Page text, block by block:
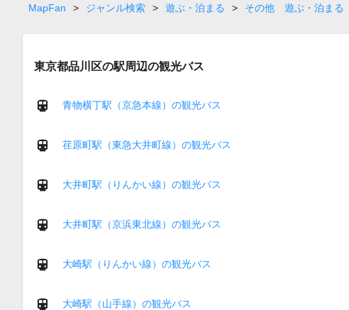
page
MapFan > ジャンル検索 > 遊ぶ・泊まる > その他 遊ぶ・泊まる
東京都品川区の駅周辺の観光バス
青物横丁駅（京急本線）の観光バス
荏原町駅（東急大井町線）の観光バス
大井町駅（りんかい線）の観光バス
大井町駅（京浜東北線）の観光バス
大崎駅（りんかい線）の観光バス
大崎駅（山手線）の観光バス